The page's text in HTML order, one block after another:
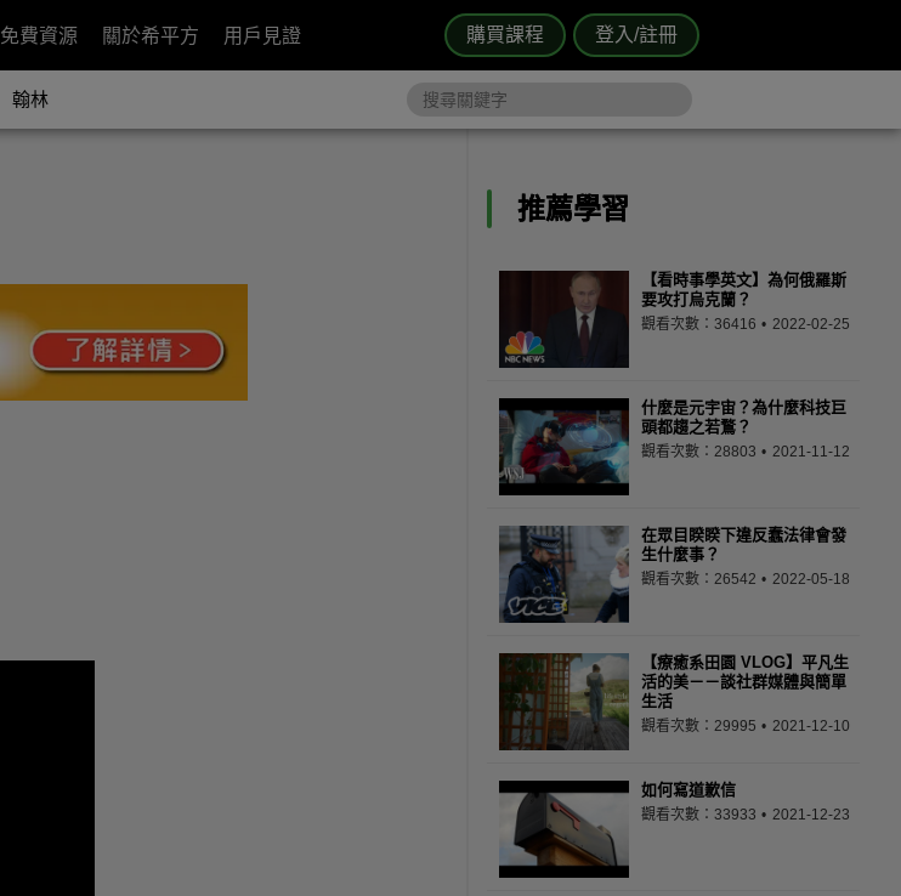
購買課程 登入/註冊
免費資源 關於希平方 用戶見證
翰林
推薦學習
【看時事學英文】為何俄羅斯
要攻打烏克蘭？
觀看次數：36416 2022-02-25
什麼是元宇宙？為什麼科技巨
頭都趨之若鶩？
觀看次數：28803 2021-11-12
在眾目睽睽下違反蠢法律會發
生什麼事？
觀看次數：26542 2022-05-18
【療癒系田園 VLOG】平凡生
活的美－－談社群媒體與簡單
生活
觀看次數：29995 2021-12-10
如何寫道歉信
觀看次數：33933 2021-12-23